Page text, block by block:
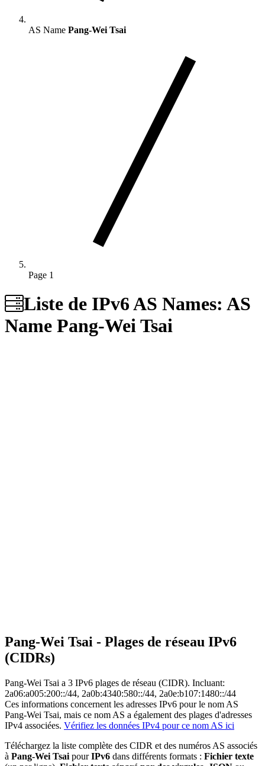
AS Name Pang-Wei Tsai
Page 1
Liste de IPv6 AS Names: AS
Name Pang-Wei Tsai
Pang-Wei Tsai - Plages de réseau IPv6
(CIDRs)
Pang-Wei Tsai a 3 IPv6 plages de réseau (CIDR). Incluant:
2a06:a005:200::/44, 2a0b:4340:580::/44, 2a0e:b107:1480::/44
Ces informations concernent les adresses IPv6 pour le nom AS
Pang-Wei Tsai, mais ce nom AS a également des plages d'adresses
IPv4 associées. Vérifiez les données IPv4 pour ce nom AS ici
Téléchargez la liste complète des CIDR et des numéros AS associés
à Pang-Wei Tsai pourIPv6 dans différents formats : Fichier texte